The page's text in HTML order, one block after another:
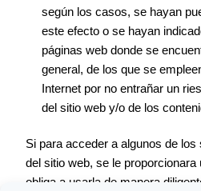
según los casos, se hayan
este efecto o se hayan
páginas web donde se
general, de los que se
Internet por no entrañar un
del sitio web y/o de los
Si para acceder a algunos de
del sitio web, se le
obliga a usarla de manera